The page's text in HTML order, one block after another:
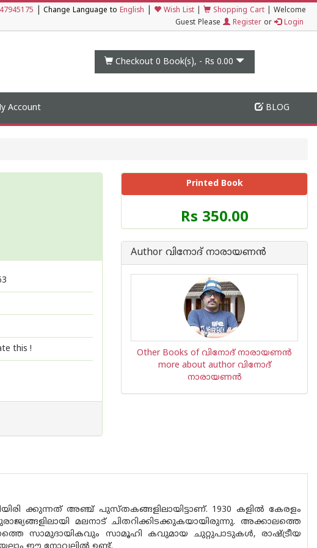
Change Language to English Wish List Shopping Cart
Welcome
Guest Please
Register or Login
Checkout 0 Book(s), - Rs 0.00
Account BLOG
this !
Printed Book
Price
of
Book
Rs 350.00
Author വിനോദ് നാരായണന്‍
Other Books of വിനോദ് നാരായണന്‍
more about author വിനോദ്
നാരായണന്‍
ക്കുന്നത് അഞ്ച് പുസ്‌തകങ്ങളിലായിട്ടാണ്. 1930 കളിൽ കേരളം
മലനാട് ചിതറിക്കിടക്കുകയായിരുന്നു. അക്കാലത്തെ
സാമുദായികവും സാമൂഹി കവുമായ ചുറ്റുപാടുകൾ, രാഷ്ട്രീയ